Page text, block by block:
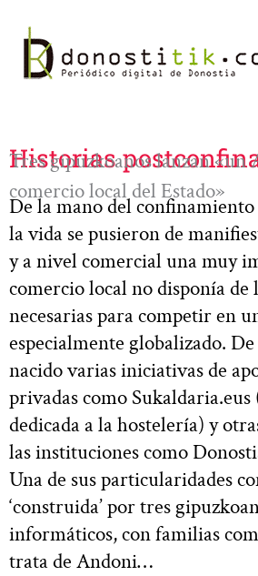
contenido
Historias
Tres gipuzkoanos lanzan «un
comercio local del Estado»
De la mano del
la vida se pusieron de
y a nivel comercial una muy
comercio local no disponía de
necesarias para competir en
especialmente globalizado.
nacido varias iniciativas de
privadas como
dedicada a la hostelería) y
las instituciones como
Una de sus particularidades
‘construida’ por tres
informáticos, con familias
trata de Andoni…